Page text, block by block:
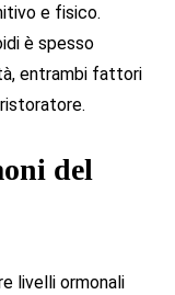
e fisico.
è spesso
entrambi fattori
del
livelli ormonali